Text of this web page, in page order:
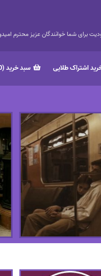
برای شما خوانندگان عزیز محترم
اشتراک طلایی سبد خرید (0)